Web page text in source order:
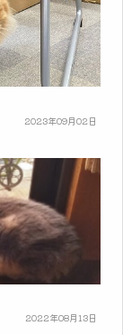
2023年09月02日
2022年08月13日